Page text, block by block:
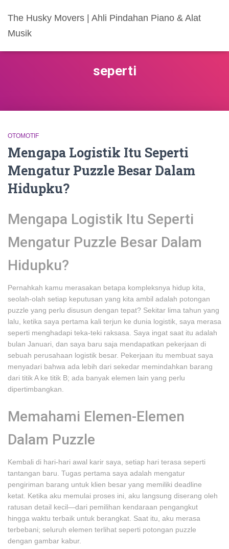
The Husky Movers | Ahli Pindahan Piano & Alat
Musik
seperti
OTOMOTIF
Mengapa Logistik Itu Seperti
Mengatur Puzzle Besar Dalam
Hidupku?
Mengapa Logistik Itu Seperti
Mengatur Puzzle Besar Dalam
Hidupku?
Pernahkah kamu merasakan betapa kompleksnya hidup kita,
seolah-olah setiap keputusan yang kita ambil adalah potongan
puzzle yang perlu disusun dengan tepat? Sekitar lima tahun yang
lalu, ketika saya pertama kali terjun ke dunia logistik, saya merasa
seperti menghadapi teka-teki raksasa. Saya ingat saat itu adalah
bulan Januari, dan saya baru saja mendapatkan pekerjaan di
sebuah perusahaan logistik besar. Pekerjaan itu membuat saya
menyadari bahwa ada lebih dari sekedar memindahkan barang
dari titik A ke titik B; ada banyak elemen lain yang perlu
dipertimbangkan.
Memahami Elemen-Elemen
Dalam Puzzle
Kembali di hari-hari awal karir saya, setiap hari terasa seperti
tantangan baru. Tugas pertama saya adalah mengatur
pengiriman barang untuk klien besar yang memiliki deadline
ketat. Ketika aku memulai proses ini, aku langsung diserang oleh
ratusan detail kecil—dari pemilihan kendaraan pengangkut
hingga waktu terbaik untuk berangkat. Saat itu, aku merasa
terbebani; seluruh elemen terlihat seperti potongan puzzle
dengan gambar kabur.